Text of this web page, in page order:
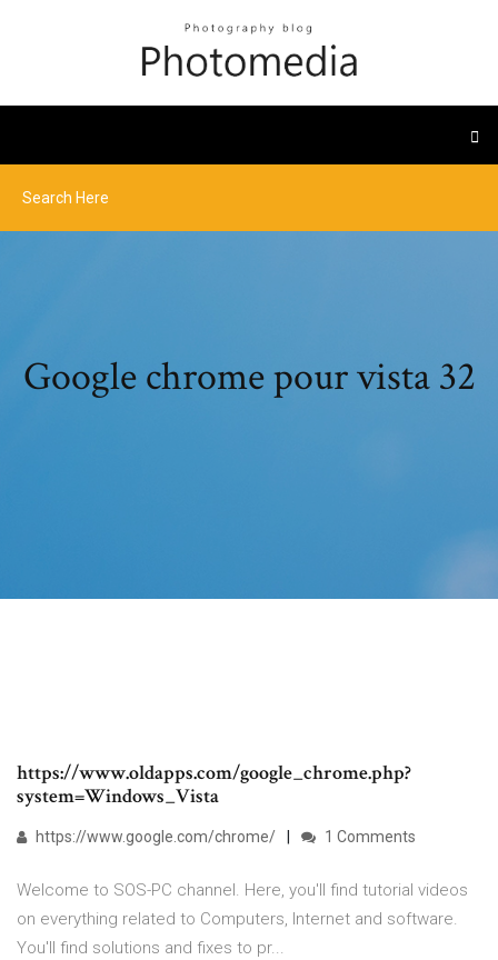
Google chrome pour vista 32
https://www.oldapps.com/google_chrome.php?
system=Windows_Vista
https://www.google.com/chrome/ 1 Comments
Welcome to SOS-PC channel. Here, you'll find tutorial videos
on everything related to Computers, Internet and software.
You'll find solutions and fixes to pr...